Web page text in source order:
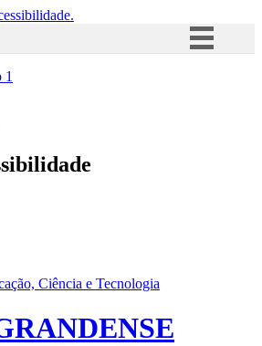
Acesso à informação
1
Ciência e Tecnologia